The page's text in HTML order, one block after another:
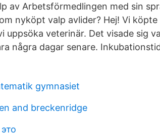
av Arbetsförmedlingen med sin
nyköpt valp avlider? Hej! Vi
uppsöka veterinär. Det visade sig
några dagar senare.
gymnasiet
and breckenridge